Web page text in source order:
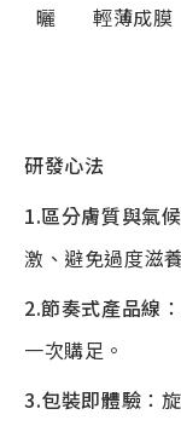
曬
輕薄成膜
研發心法
1.區分膚質與氣候
激、避免過度滋
2.節奏式產品線
一次購足。
3.包裝即體驗 ：